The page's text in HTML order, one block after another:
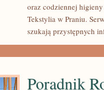
oraz codziennej
Tekstylia w Praniu.
szukają przystępnych
Poradnik